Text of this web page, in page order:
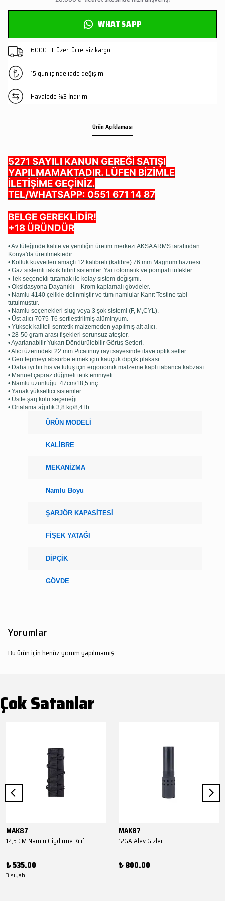
WHATSAPP
6000 TL üzeri ücretsiz kargo
15 gün içinde iade değişim
Havalede %3 İndirim
Ürün Açıklaması
5271 SAYILI KANUN GEREĞİ SATIŞI
YAPILMAMAKTADIR. LÜFEN BİZİMLE
İLETİŞİME GEÇİNİZ.
TEL/WHATSAPP: 0551 671 14 87
BELGE GEREKLİDİR!
+18 ÜRÜNDÜR
• Av tüfeğinde kalite ve yeniliğin üretim merkezi AKSA ARMS tarafından
Konya'da üretilmektedir.
• Kolluk kuvvetleri amaçlı 12 kalibreli (kalibre) 76 mm Magnum haznesi.
• Gaz sistemli taktik hibrit sistemler. Yarı otomatik ve pompalı tüfekler.
• Tek seçenekli tutamak ile kolay sistem değişimi.
• Oksidasyona Dayanıklı – Krom kaplamalı gövdeler.
• Namlu 4140 çelikle delinmiştir ve tüm namlular Kanıt Testine tabi
tutulmuştur.
• Namlu seçenekleri slug veya 3 şok sistemi (F, M,CYL).
• Üst alıcı 7075-T6 sertleştirilmiş alüminyum.
• Yüksek kaliteli sentetik malzemeden yapılmış alt alıcı.
• 28-50 gram arası fişekleri sorunsuz ateşler.
• Ayarlanabilir Yukarı Döndürülebilir Görüş Setleri.
• Alıcı üzerindeki 22 mm Picatinny rayı sayesinde ilave optik setler.
• Geri tepmeyi absorbe etmek için kauçuk dipçik plakası.
• Daha iyi bir his ve tutuş için ergonomik malzeme kaplı tabanca kabzası.
• Manuel çapraz düğmeli tetik emniyeti.
• Namlu uzunluğu: 47cm/18,5 inç
• Yanak yükseltici sistemler .
• Üstte şarj kolu seçeneği.
• Ortalama ağırlık:3,8 kg/8,4 lb
ÜRÜN MODELİ
KALİBRE
MEKANİZMA
Namlu Boyu
ŞARJÖR KAPASİTESİ
FİŞEK YATAĞI
DİPÇİK
GÖVDE
Yorumlar
Bu ürün için henüz yorum yapılmamış.
Çok Satanlar
MAK87
12,5 CM Namlu Giydirme Kılıfı
₺ 535.00
3 siyah
MAK87
12GA Alev Gizler
₺ 800.00